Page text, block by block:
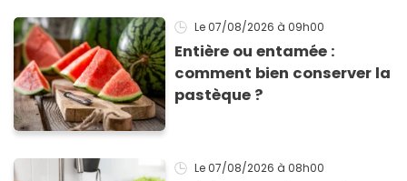
Le 07/08/2026 à 09h00
Entière ou entamée :
comment bien conserver la
pastèque ?
Le 07/08/2026 à 08h00